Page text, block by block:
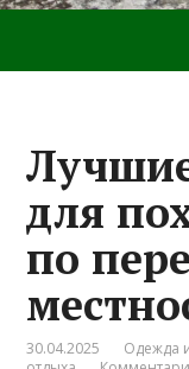
для
по
30.04.2025
Одежда